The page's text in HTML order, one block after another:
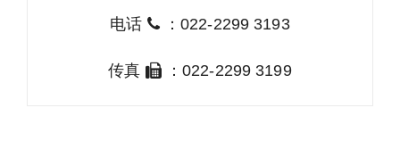
电话 ：022-2299 3193
传真 ：022-2299 3199